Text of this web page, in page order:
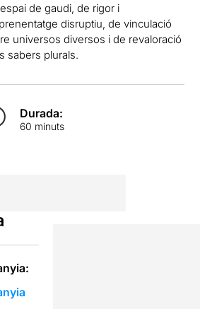
de gaudi, de rigor i
disruptiu, de vinculació
universos diversos i de revaloració
sabers plurals.
Durada:
60 minuts